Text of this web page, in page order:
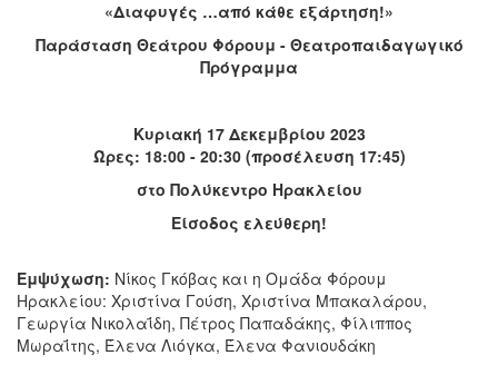
ΑΝΘΕΚΤΙΚΗ
ΠΟΛΗ
«Διαφυγές …από κάθε εξάρτηση!»
Παράσταση Θεάτρου Φόρουμ - Θεατροπαιδαγωγικό
Πρόγραμμα
Κυριακή 17 Δεκεμβρίου 2023
Ώρες: 18:00 - 20:30 (προσέλευση 17:45)
στο Πολύκεντρο Ηρακλείου
Είσοδος ελεύθερη!
Εμψύχωση: Νίκος Γκόβας και η Ομάδα Φόρουμ
Ηρακλείου: Χριστίνα Γούση, Χριστίνα Μπακαλάρου,
Γεωργία Νικολαΐδη, Πέτρος Παπαδάκης, Φίλιππος
Μωραΐτης, Έλενα Λιόγκα, Έλενα Φανιουδάκη